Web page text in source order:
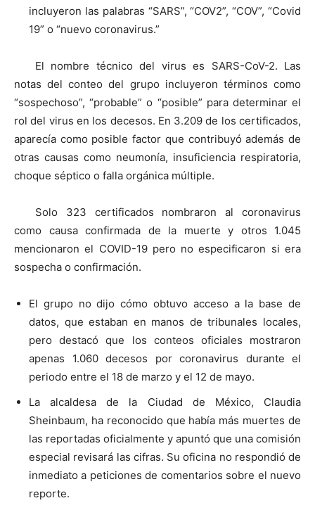
incluyeron las palabras “SARS”, “COV2”, “COV”, “Covid
19” o “nuevo coronavirus.”
El nombre técnico del virus es SARS-CoV-2. Las
notas del conteo del grupo incluyeron términos como
“sospechoso”, “probable” o “posible” para determinar el
rol del virus en los decesos. En 3.209 de los certificados,
aparecía como posible factor que contribuyó además de
otras causas como neumonía, insuficiencia respiratoria,
choque séptico o falla orgánica múltiple.
Solo 323 certificados nombraron al coronavirus
como causa confirmada de la muerte y otros 1.045
mencionaron el COVID-19 pero no especificaron si era
sospecha o confirmación.
El grupo no dijo cómo obtuvo acceso a la base de
datos, que estaban en manos de tribunales locales,
pero destacó que los conteos oficiales mostraron
apenas 1.060 decesos por coronavirus durante el
periodo entre el 18 de marzo y el 12 de mayo.
La alcaldesa de la Ciudad de México, Claudia
Sheinbaum, ha reconocido que había más muertes de
las reportadas oficialmente y apuntó que una comisión
especial revisará las cifras. Su oficina no respondió de
inmediato a peticiones de comentarios sobre el nuevo
reporte.